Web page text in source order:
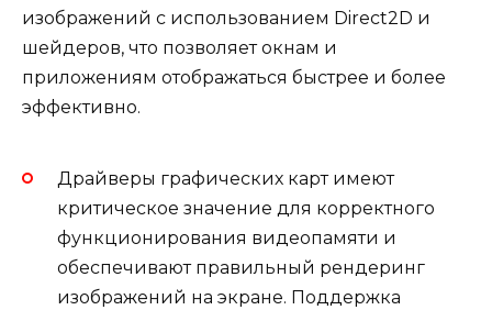
изображений с использованием Direct2D и
шейдеров, что позволяет окнам и
приложениям отображаться быстрее и более
эффективно.
Драйверы графических карт имеют
критическое значение для корректного
функционирования видеопамяти и
обеспечивают правильный рендеринг
изображений на экране. Поддержка